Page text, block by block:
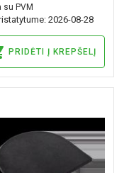
su PVM
2026-08-28
PRIDĖTI Į KREPŠELĮ